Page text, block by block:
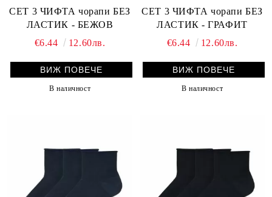
СЕТ 3 ЧИФТА чорапи БЕЗ
ЛАСТИК - БЕЖОВ
€6.44
12.60лв.
ВИЖ ПОВЕЧЕ
В наличност
СЕТ 3 ЧИФТА чорапи БЕЗ
ЛАСТИК - ГРАФИТ
€6.44
12.60лв.
ВИЖ ПОВЕЧЕ
В наличност